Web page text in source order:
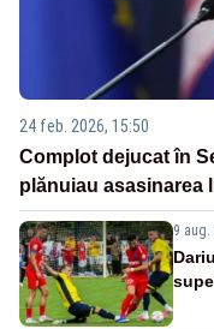
24 feb. 2026, 15:50
Complot dejucat în
plănuiau asasinarea
9 aug.